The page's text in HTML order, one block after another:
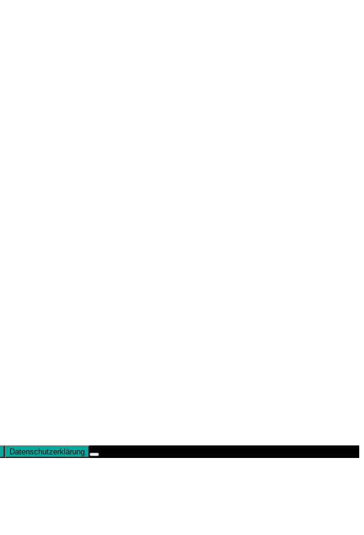
Datenschutzerklärung